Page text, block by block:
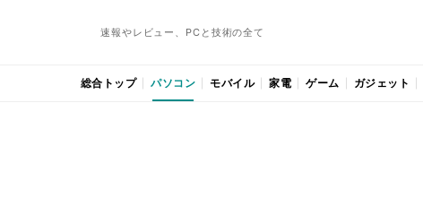
速報やレビュー、PCと技術の全て
総合トップ パソコン モバイル 家電 ゲーム ガジェット